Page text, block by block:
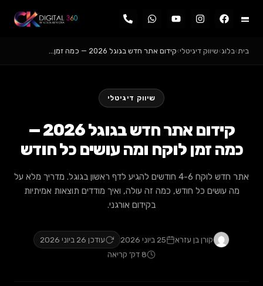
שיווק דיגיטלי›קידום אתר חדש בגוגל 2026 — כמה זמן…
שיווק דיגיטלי
קידום אתר חדש בגוגל 2026 —
זמן לוקח ומה עושים כל חודש
אתר חדש לוקח 4-6 חודשים להגיע לדף ראשון בגוגל. מדריך מלא על
כל חודש, כמה זה עולה, ואיך מודדים תוצאות אמיתיות
בקידום אורגני.
קורן בן עזרא 25 ביוני 2026
עודכן 26 ביוני 2026